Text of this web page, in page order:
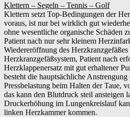
Klettern – Segeln – Tennis – Golf
Klettern setzt Top-Bedingungen der
voraus, ist nur bei wirklich gut
ohne wesentliche organische Schäden
Patient nach nur sehr kleinem
Wiedereröffnung des
Herzkranzgefäßsystem, Patient nach
Herzklappenersatz mit gut erhaltener
besteht die hauptsächliche
Pressbelastung beim Halten der Taue,
das kann den Blutdruck steil ansteigen
Druckerhöhung im Lungenkreislauf
linken Herzkammer kommen.